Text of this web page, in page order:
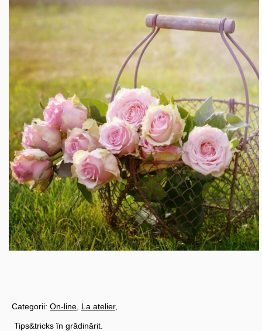
Categorii: On-line La atelier
Tips&tricks în grădinărit.